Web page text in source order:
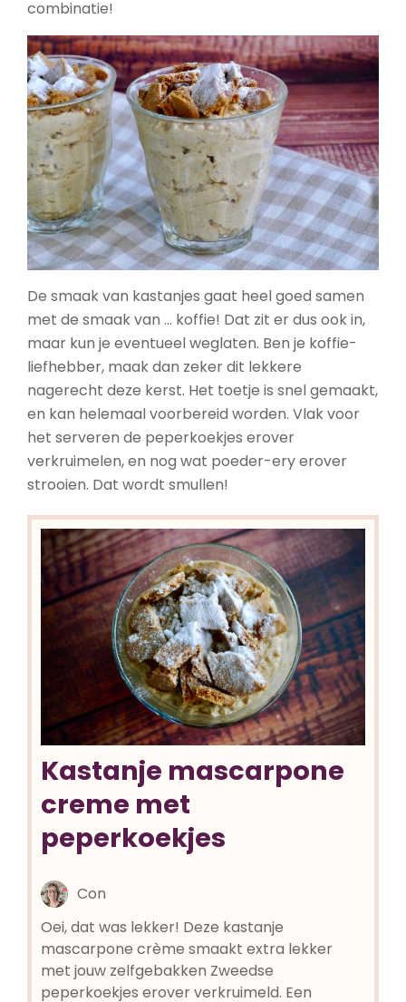
combinatie!
De smaak van kastanjes gaat heel goed samen
met de smaak van … koffie! Dat zit er dus ook in,
maar kun je eventueel weglaten. Ben je koffie-
liefhebber, maak dan zeker dit lekkere
nagerecht deze kerst. Het toetje is snel gemaakt,
en kan helemaal voorbereid worden. Vlak voor
het serveren de peperkoekjes erover
verkruimelen, en nog wat poeder-ery erover
strooien. Dat wordt smullen!
Kastanje mascarpone
creme met
peperkoekjes
Con
Oei, dat was lekker! Deze kastanje
mascarpone crème smaakt extra lekker
met jouw zelfgebakken Zweedse
peperkoekjes erover verkruimeld. Een